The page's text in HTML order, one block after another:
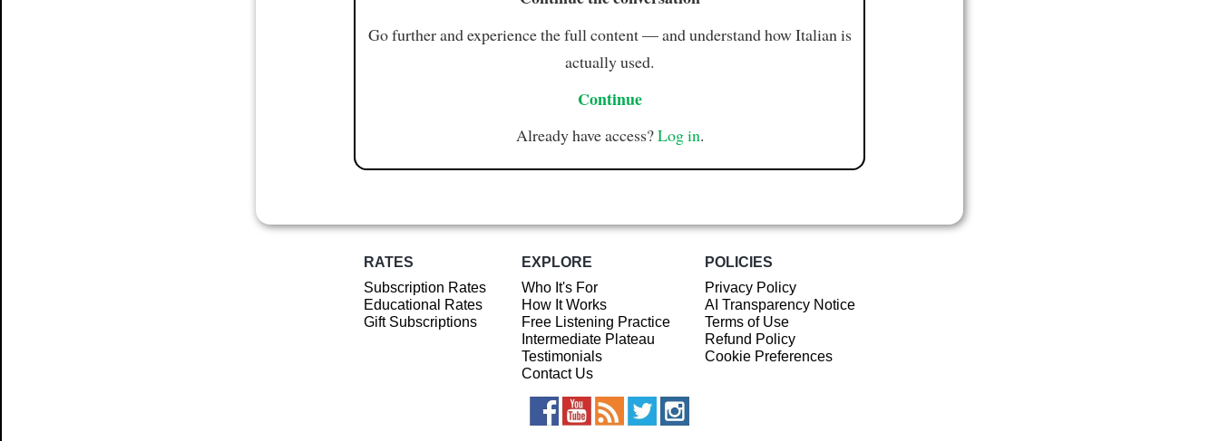
Go further and experience the full content — and understand how Italian is
actually used.
Continue
Already have access?Log in.
RATES
Subscription Rates
Educational Rates
Gift Subscriptions
EXPLORE
Who It's For
How It Works
Free Listening Practice
Intermediate Plateau
Testimonials
Contact Us
POLICIES
Privacy Policy
AI Transparency Notice
Terms of Use
Refund Policy
Cookie Preferences